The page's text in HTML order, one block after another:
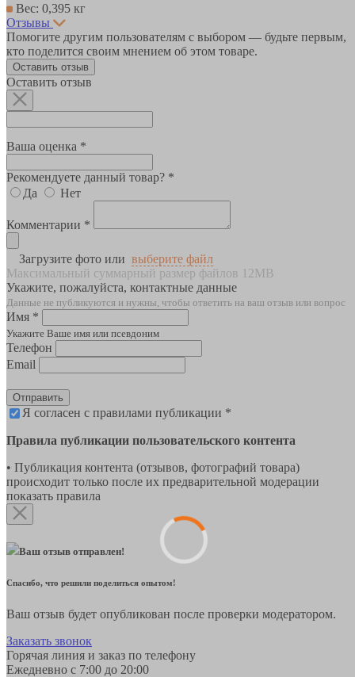
Вес: 0,395 кг
Отзывы
Помогите другим пользователям с выбором — будьте первым,
кто поделится своим мнением об этом товаре.
Оставить отзыв
Оставить отзыв
Ваша оценка *
Рекомендуете данный товар? *
Да
Нет
Комментарии *
Загрузите фото или выберите файл
Максимальный суммарный размер файлов 12MB
Укажите, пожалуйста, контактные данные
Данные не публикуются и нужны, чтобы ответить на ваш отзыв или вопрос
Имя *
Укажите Ваше имя или псевдоним
Телефон
Email
Отправить
Я согласен с правилами публикации *
Правила публикации пользовательского контента
• Публикация контента (отзывов, фотографий товара)
происходит только после их предварительной модерации
показать правила
Ваш отзыв отправлен!
Спасибо, что решили поделиться опытом!
Ваш отзыв будет опубликован после проверки модератором.
Заказать звонок
Горячая линия и заказ по телефону
Ежедневно с 7:00 до 20:00